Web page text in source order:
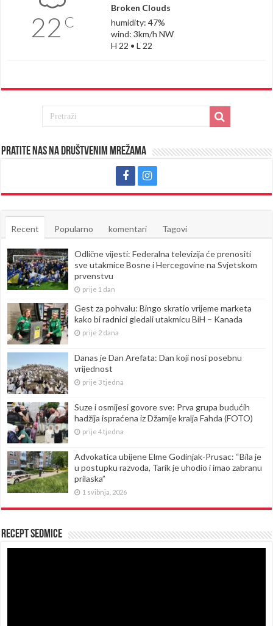
22 C
Broken Clouds
humidity: 47%
wind: 3km/h NW
H 22 • L 22
Pratite nas na društvenim mrežama
Recent Popularno komentari Tagovi
Odlične vijesti: Federalna televizija će prenositi
sve utakmice Bosne i Hercegovine na Svjetskom
prvenstvu
prije 1 dan
Gest za pohvalu: Bingo skratio vrijeme marketa
kako bi radnici gledali utakmicu BiH – Kanada
prije 2 dana
Danas je Dan Arefata: Dan koji nosi posebnu
vrijednost
prije 3 tjedna
Suze i osmijesi govore sve: Prva grupa budućih
hadžija ispraćena iz Džamije kralja Fahda (FOTO)
prije 4 tjedna
Advokatica ubijene Elme Godinjak-Prusac: “Bila je
u postupku razvoda, Tarik je uhodio i imao zabranu
prilaska”
1 svibnja, 2026
Recept sedmice